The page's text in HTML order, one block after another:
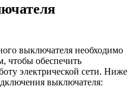
выключателя необходимо
чтобы обеспечить
электрической сети. Ниже
выключателя: